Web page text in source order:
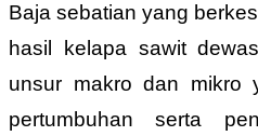
Baja sebatian yang
hasil kelapa sawit
unsur makro dan mikro
pertumbuhan serta